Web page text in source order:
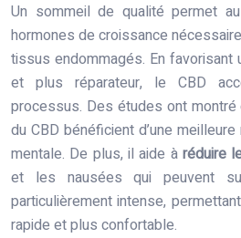
Un sommeil de qualité permet
hormones de croissance
tissus endommagés. En
et plus réparateur, le CBD
processus. Des études ont
du CBD bénéficient d’une
mentale. De plus, il aide à réduire
et les nausées qui peuvent
particulièrement intense,
rapide et plus confortable.